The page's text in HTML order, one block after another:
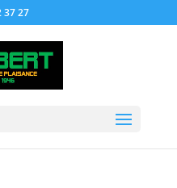
37 27